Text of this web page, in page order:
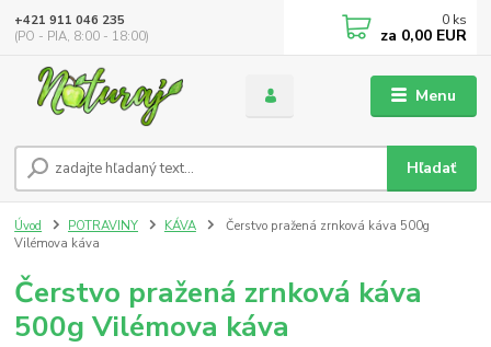
Menu
Hľadať
+421 911 046 235
(PO - PIA, 8:00 - 18:00)
0 ks
za 0,00 EUR
Úvod POTRAVINY KÁVA
Čerstvo pražená zrnková káva 500g
Vilémova káva
Čerstvo pražená zrnková káva
500g Vilémova káva